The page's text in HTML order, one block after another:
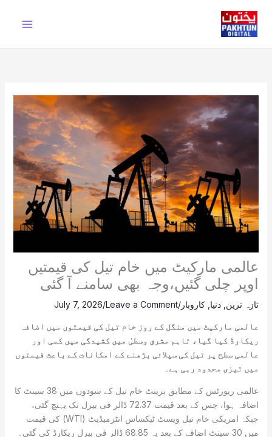
content
عالمی مارکیٹ میں خام تیل کی قیمتیں
اوپر چلی گئیں،وجہ بھی سامنے آ گئی
تازہ ترین دنیا کاروبار /
Leave a Comment
/
July 7, 2026
عالمی مارکیٹ میں منگل کے روز خام تیل کی قیمتوں میں اضافہ
ریکارڈ کیا گیا، تاہم مشرق وسطیٰ میں کشیدگی میں کمی اور
عالمی سطح پر تیل کی سپلائی بڑھنے کے امکانات کے باعث قیمتوں
میں تیزی محدود رہی ہے۔
عالمی رپورٹس کے مطابق برینٹ خام تیل کے سودوں میں 38 سینٹ کا
اضافہ ہوا، جس کے بعد قیمت 72.37 ڈالر فی بیرل تک پہنچ گئی،
جبکہ امریکی خام تیل ویسٹ ٹیکساس انٹرمیڈیٹ (WTI) کی قیمت
میں 30 سینٹ اضافے کے بعد یہ 68.85 ڈالر فی بیرل ریکارڈ کی گئی۔